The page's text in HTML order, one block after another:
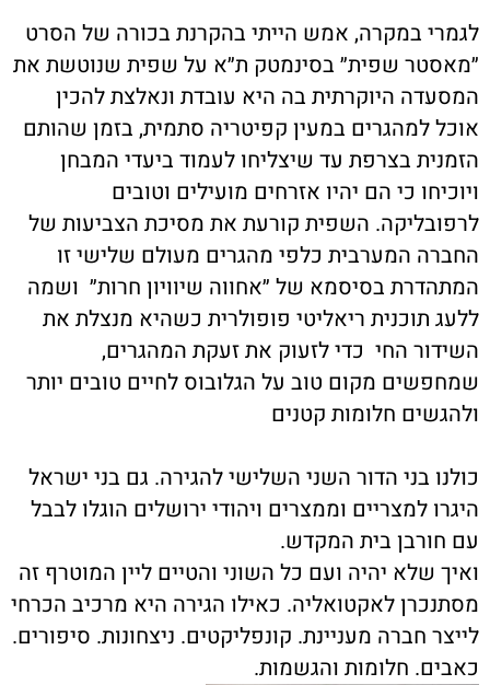
לגמרי במקרה, אמש הייתי בהקרנת בכורה של הסרט
״מאסטר שפית״ בסינמטק ת״א על שפית שנוטשת את
המסעדה היוקרתית בה היא עובדת ונאלצת להכין
אוכל למהגרים במעין קפיטריה סתמית, בזמן שהותם
הזמנית בצרפת עד שיצליחו לעמוד ביעדי המבחן
ויוכיחו כי הם יהיו אזרחים מועילים וטובים
לרפובליקה. השפית קורעת את מסיכת הצביעות של
החברה המערבית כלפי מהגרים מעולם שלישי זו
המתהדרת בסיסמא של ״אחווה שיוויון חרות״ ושמה
ללעג תוכנית ריאליטי פופולרית כשהיא מנצלת את
השידור החי כדי לזעוק את זעקת המהגרים,
שמחפשים מקום טוב על הגלובוס לחיים טובים יותר
ולהגשים חלומות קטנים
כולנו בני הדור השני השלישי להגירה. גם בני ישראל
היגרו למצריים וממצרים ויהודי ירושלים הוגלו לבבל
עם חורבן בית המקדש.
ואיך שלא יהיה ועם כל השוני והטיים ליין המוטרף זה
מסתנכרן לאקטואליה. כאילו הגירה היא מרכיב הכרחי
לייצר חברה מעניינת. קונפליקטים. ניצחונות. סיפורים.
כאבים. חלומות והגשמות.